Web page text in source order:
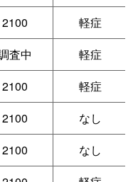
2100
軽症
査中
軽症
2100
軽症
2100
なし
2100
なし